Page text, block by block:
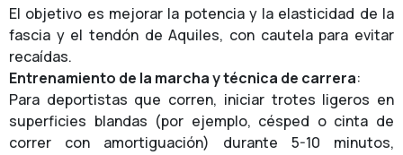
El objetivo es mejorar la potencia y la elasticidad de la
fascia y el tendón de Aquiles, con cautela para evitar
recaídas.
Entrenamiento de la marcha y técnica de carrera:
Para deportistas que corren, iniciar trotes ligeros en
superficies blandas (por ejemplo, césped o cinta de
correr con amortiguación) durante 5-10 minutos,